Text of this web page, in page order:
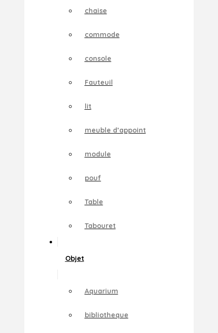
chaise
commode
console
Fauteuil
lit
meuble d’appoint
module
pouf
Table
Tabouret
Objet
Aquarium
bibliotheque